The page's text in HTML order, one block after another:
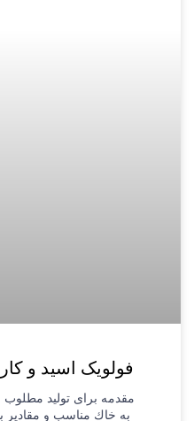
فولویک اسید و
مقدمه برای تولید مطلوب
به خاك مناسب و مقادیر